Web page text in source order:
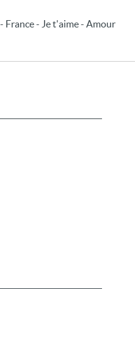
France - Je t'aime - Amour